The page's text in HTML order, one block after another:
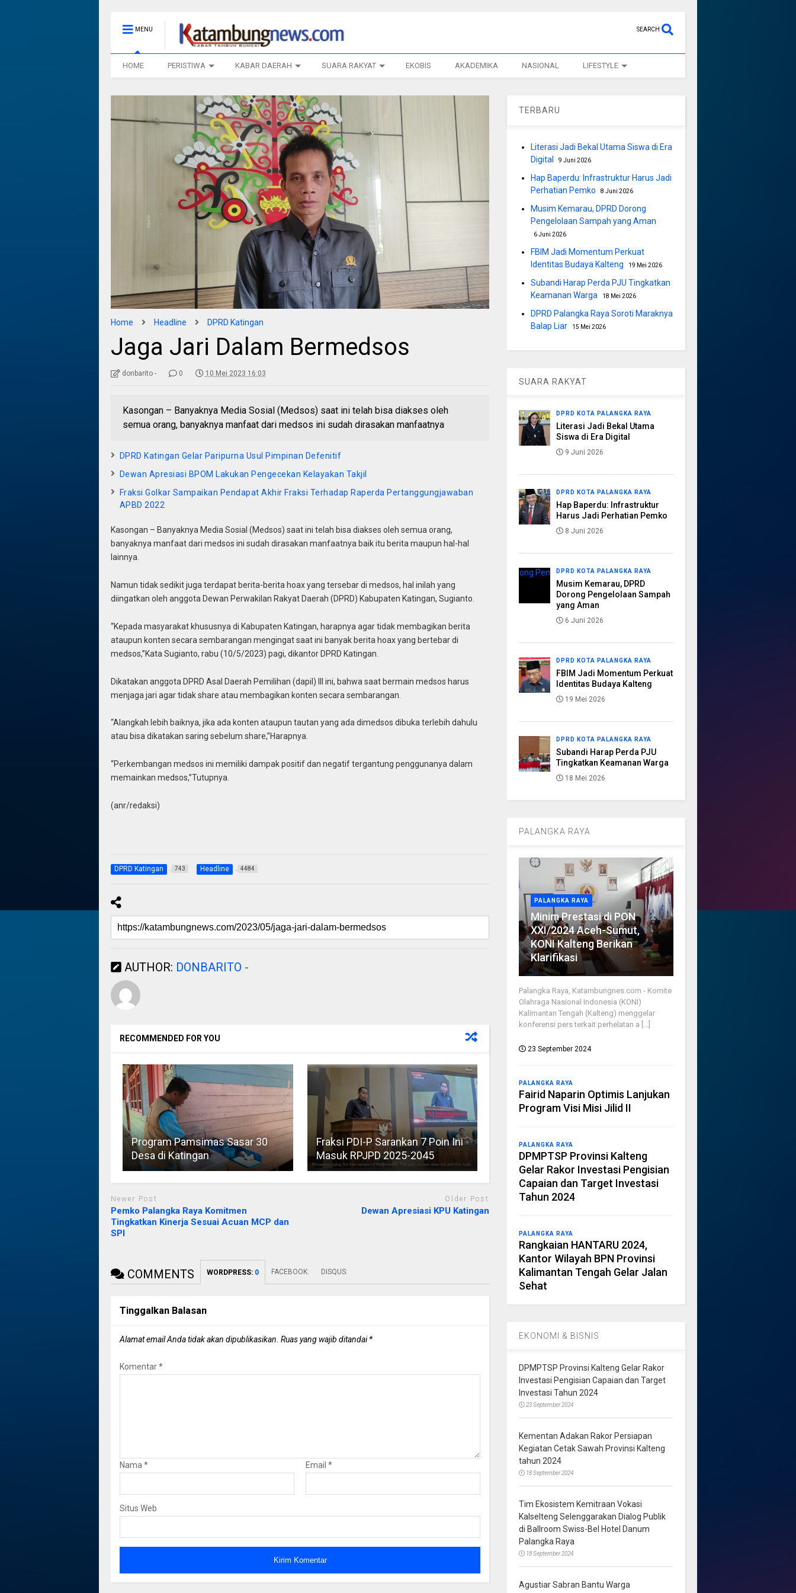
MENU SEARCH
HOME PERISTIWA KABAR DAERAH SUARA RAKYAT EKOBIS AKADEMIKA NASIONAL LIFESTYLE
Home Headline DPRD Katingan
Jaga Jari Dalam Bermedsos
donbarito - 0 10 Mei 2023 16:03
Kasongan – Banyaknya Media Sosial (Medsos) saat ini telah bisa diakses oleh
semua orang, banyaknya manfaat dari medsos ini sudah dirasakan manfaatnya
DPRD Katingan Gelar Paripurna Usul Pimpinan Defenitif
Dewan Apresiasi BPOM Lakukan Pengecekan Kelayakan Takjil
Fraksi Golkar Sampaikan Pendapat Akhir Fraksi Terhadap Raperda Pertanggungjawaban
APBD 2022
Kasongan – Banyaknya Media Sosial (Medsos) saat ini telah bisa diakses oleh semua orang,
banyaknya manfaat dari medsos ini sudah dirasakan manfaatnya baik itu berita maupun hal-hal
lainnya.
Namun tidak sedikit juga terdapat berita-berita hoax yang tersebar di medsos, hal inilah yang
diingatkan oleh anggota Dewan Perwakilan Rakyat Daerah (DPRD) Kabupaten Katingan, Sugianto.
“Kepada masyarakat khususnya di Kabupaten Katingan, harapnya agar tidak membagikan berita
ataupun konten secara sembarangan mengingat saat ini banyak berita hoax yang bertebar di
medsos,”Kata Sugianto, rabu (10/5/2023) pagi, dikantor DPRD Katingan.
Dikatakan anggota DPRD Asal Daerah Pemilihan (dapil) III ini, bahwa saat bermain medsos harus
menjaga jari agar tidak share atau membagikan konten secara sembarangan.
“Alangkah lebih baiknya, jika ada konten ataupun tautan yang ada dimedsos dibuka terlebih dahulu
atau bisa dikatakan saring sebelum share,”Harapnya.
“Perkembangan medsos ini memiliki dampak positif dan negatif tergantung penggunanya dalam
memainkan medsos,”Tutupnya.
(anr/redaksi)
DPRD Katingan 743 Headline 4484
AUTHOR: DONBARITO -
RECOMMENDED FOR YOU
Program Pamsimas Sasar 30
Desa di Katingan
Fraksi PDI-P Sarankan 7 Poin Ini
Masuk RPJPD 2025-2045
Newer Post
Pemko Palangka Raya Komitmen
Tingkatkan Kinerja Sesuai Acuan MCP dan
SPI
Older Post
Dewan Apresiasi KPU Katingan
COMMENTS WORDPRESS: 0 FACEBOOK: DISQUS:
Tinggalkan Balasan
Alamat email Anda tidak akan dipublikasikan. Ruas yang wajib ditandai*
Komentar*
Nama* Email *
Situs Web
TERBARU
Literasi Jadi Bekal Utama Siswa di Era
Digital
9 Juni 2026
Hap Baperdu: Infrastruktur Harus Jadi
Perhatian Pemko
8 Juni 2026
Musim Kemarau, DPRD Dorong
Pengelolaan Sampah yang Aman
6 Juni 2026
FBIM Jadi Momentum Perkuat
Identitas Budaya Kalteng
19 Mei 2026
Subandi Harap Perda PJU Tingkatkan
Keamanan Warga
18 Mei 2026
DPRD Palangka Raya Soroti Maraknya
Balap Liar
15 Mei 2026
SUARA RAKYAT
DPRD KOTA PALANGKA RAYA
Literasi Jadi Bekal Utama
Siswa di Era Digital
9 Juni 2026
DPRD KOTA PALANGKA RAYA
Hap Baperdu: Infrastruktur
Harus Jadi Perhatian Pemko
8 Juni 2026
DPRD KOTA PALANGKA RAYA
Musim Kemarau, DPRD
Dorong Pengelolaan Sampah
yang Aman
6 Juni 2026
DPRD KOTA PALANGKA RAYA
FBIM Jadi Momentum Perkuat
Identitas Budaya Kalteng
19 Mei 2026
DPRD KOTA PALANGKA RAYA
Subandi Harap Perda PJU
Tingkatkan Keamanan Warga
18 Mei 2026
PALANGKA RAYA
PALANGKA RAYA
Minim Prestasi di PON
XXI/2024 Aceh-Sumut,
KONI Kalteng Berikan
Klarifikasi
Palangka Raya, Katambungnes.com - Komite
Olahraga Nasional Indonesia (KONI)
Kalimantan Tengah (Kalteng) menggelar
konferensi pers terkait perhelatan a [...]
23 September 2024
PALANGKA RAYA
Fairid Naparin Optimis Lanjukan
Program Visi Misi Jilid II
PALANGKA RAYA
DPMPTSP Provinsi Kalteng
Gelar Rakor Investasi Pengisian
Capaian dan Target Investasi
Tahun 2024
PALANGKA RAYA
Rangkaian HANTARU 2024,
Kantor Wilayah BPN Provinsi
Kalimantan Tengah Gelar Jalan
Sehat
EKONOMI & BISNIS
DPMPTSP Provinsi Kalteng Gelar Rakor
Investasi Pengisian Capaian dan Target
Investasi Tahun 2024
23 September 2024
Kementan Adakan Rakor Persiapan
Kegiatan Cetak Sawah Provinsi Kalteng
tahun 2024
18 September 2024
Tim Ekosistem Kemitraan Vokasi
Kalselteng Selenggarakan Dialog Publik
di Ballroom Swiss-Bel Hotel Danum
Palangka Raya
18 September 2024
Agustiar Sabran Bantu Warga